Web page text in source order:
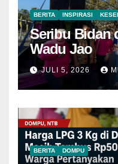
BERITA INSPIRASI
Seribu Bidan
Wadu Jao
JULI 5, 2026
BERITA DOMPU